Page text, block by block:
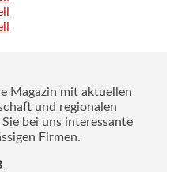
Magazin mit aktuellen
und regionalen
bei uns interessante
Firmen.